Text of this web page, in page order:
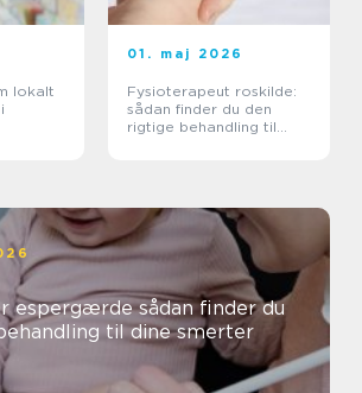
lokalt
01. maj 2026
Fysioterapeut roskilde:
sådan finder du den
rigtige behandling til
sådan finder du
til dine smerter